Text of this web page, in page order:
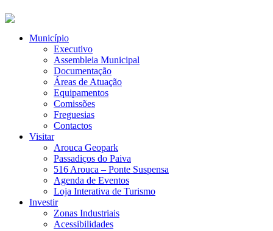
Município
Executivo
Assembleia Municipal
Documentação
Áreas de Atuação
Equipamentos
Comissões
Freguesias
Contactos
Visitar
Arouca Geopark
Passadiços do Paiva
516 Arouca – Ponte Suspensa
Agenda de Eventos
Loja Interativa de Turismo
Investir
Zonas Industriais
Acessibilidades